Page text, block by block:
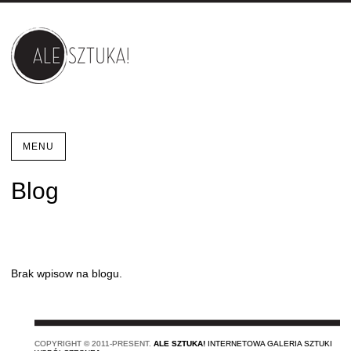
MENU
Blog
Brak wpisow na blogu.
COPYRIGHT © 2011-PRESENT. ALE SZTUKA! INTERNETOWA GALERIA SZTUKI